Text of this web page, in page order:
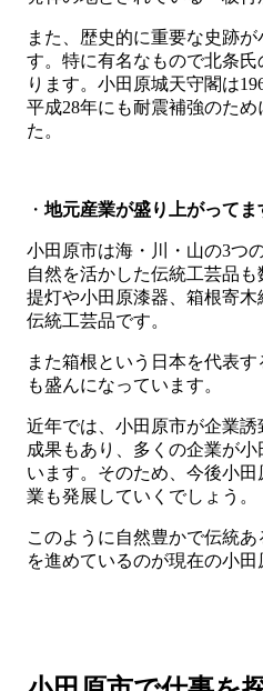
また、歴史的に重要な史跡
す。特に有名なもので北条
ります。小田原城天守閣は
平成28年にも耐震補強のた
た。
・ 地元産業が盛り上がってま
小田原市は海・川・山の3つ
自然を活かした伝統工芸品
提灯や小田原漆器、箱根寄
伝統工芸品です。
また箱根という日本を代表
も盛んになっています。
近年では、小田原市が企業
成果もあり、多くの企業が
います。そのため、今後小
業も発展していくでしょう。
このように自然豊かで伝統
を進めているのが現在の小田